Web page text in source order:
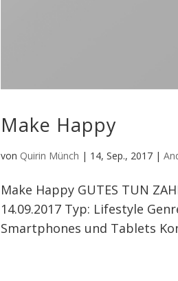
Make Happy
von Quirin Münch | 14, Sep., 2017 |
Make Happy GUTES TUN
14.09.2017 Typ: Lifestyle
Smartphones und Tablets